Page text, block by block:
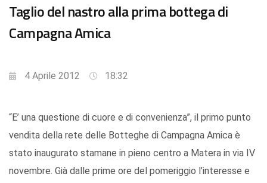
Taglio del nastro alla prima bottega di
Campagna Amica
4 Aprile 2012 18:32
“E’ una questione di cuore e di convenienza”, il primo punto
vendita della rete delle Botteghe di Campagna Amica è
stato inaugurato stamane in pieno centro a Matera in via IV
novembre. Già dalle prime ore del pomeriggio l’interesse e